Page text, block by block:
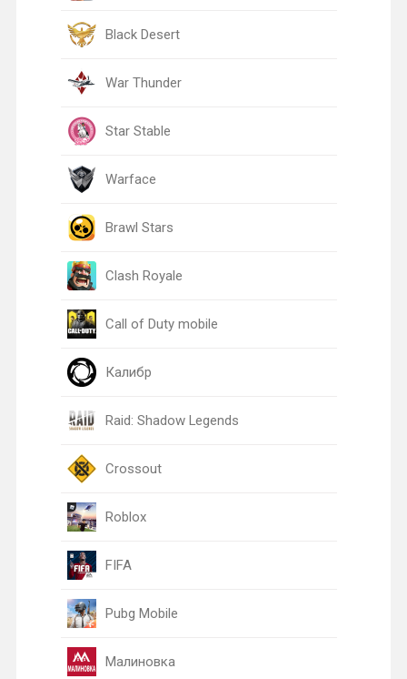
Black Desert
War Thunder
Star Stable
Warface
Brawl Stars
Clash Royale
Call of Duty mobile
Калибр
Raid: Shadow Legends
Crossout
Roblox
FIFA
Pubg Mobile
Малиновка